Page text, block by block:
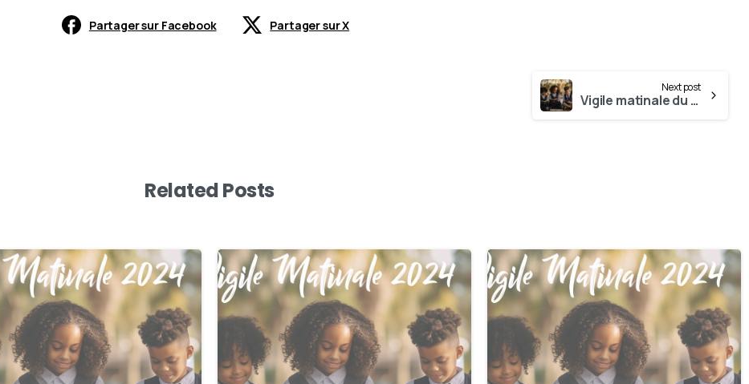
Partager sur Facebook Partager sur X
Next post
Vigile matinale du 15 Décembre
Related Posts
0 0 0